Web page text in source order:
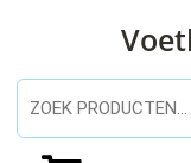
inhoudZoeken naar: